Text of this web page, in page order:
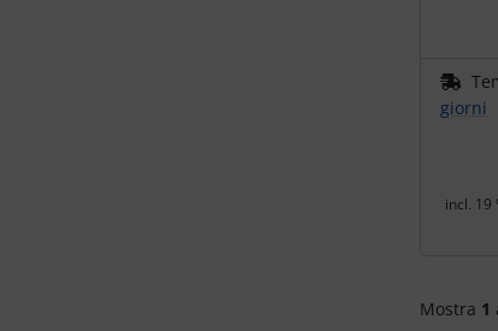
giorni
incl. 19
Mostra 1